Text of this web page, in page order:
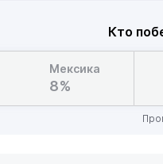
Кто
Мексика
8%